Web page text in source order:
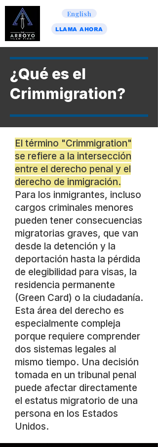
LLAMA AHORA
English
¿Qué es el
Crimmigration?
El término "Crimmigration"
se refiere a la intersección
entre el derecho penal y el
derecho de inmigración.
Para los inmigrantes, incluso
cargos criminales menores
pueden tener consecuencias
migratorias graves, que van
desde la detención y la
deportación hasta la pérdida
de elegibilidad para visas, la
residencia permanente
(Green Card) o la ciudadanía.
Esta área del derecho es
especialmente compleja
porque requiere comprender
dos sistemas legales al
mismo tiempo. Una decisión
tomada en un tribunal penal
puede afectar directamente
el estatus migratorio de una
persona en los Estados
Unidos.